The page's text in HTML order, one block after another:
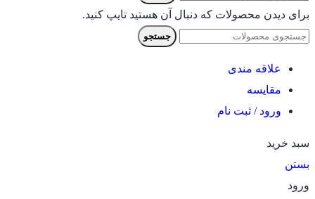
برای دیدن محصولات که دنبال آن هستید تایپ کنید.
جستجو
علاقه مندی
مقایسه
ورود / ثبت نام
سبد خرید
بستن
ورود